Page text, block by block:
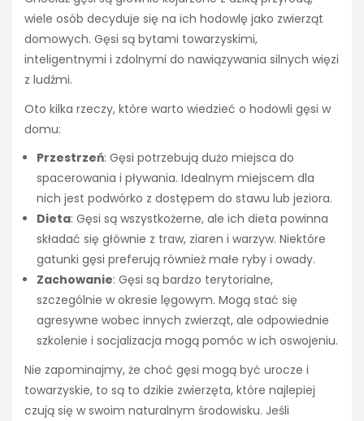
wiele osób decyduje się na ich hodowlę jako zwierząt
domowych. Gęsi są bytami towarzyskimi,
inteligentnymi i zdolnymi do nawiązywania silnych więzi
z ludźmi.
Oto kilka rzeczy, które warto wiedzieć o hodowli gęsi w
domu:
Przestrzeń: Gęsi potrzebują dużo miejsca do
spacerowania i pływania. Idealnym miejscem dla
nich jest podwórko z dostępem do stawu lub jeziora.
Dieta: Gęsi są wszystkożerne, ale ich dieta powinna
składać się głównie z traw, ziaren i warzyw. Niektóre
gatunki gęsi preferują również małe ryby i owady.
Zachowanie: Gęsi są bardzo terytorialne,
szczególnie w okresie lęgowym. Mogą stać się
agresywne wobec innych zwierząt, ale odpowiednie
szkolenie i socjalizacja mogą pomóc w ich oswojeniu.
Nie zapominajmy, że choć gęsi mogą być urocze i
towarzyskie, to są to dzikie zwierzęta, które najlepiej
czują się w swoim naturalnym środowisku. Jeśli